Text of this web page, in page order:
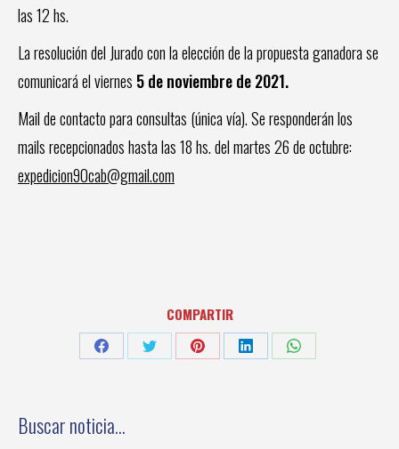
las 12 hs.
La resolución del Jurado con la elección de la propuesta ganadora se
comunicará el viernes 5 de noviembre de 2021.
Mail de contacto para consultas (única vía). Se responderán los
mails recepcionados hasta las 18 hs. del martes 26 de octubre:
expedicion90cab@gmail.com
COMPARTIR
Share
Share
Share
Share
Share
Buscar noticia…